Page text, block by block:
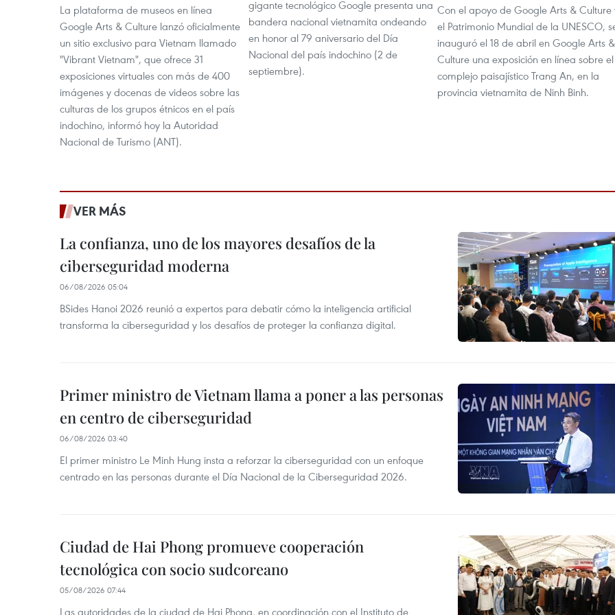
La plataforma de museos en línea
Google Arts & Culture lanzó oficialmente
un sitio exclusivo para Vietnam llamado
"Vibrant Vietnam", que ofrece 31
exposiciones virtuales con más de 400
imágenes y docenas de videos sobre las
culturas de los grupos étnicos en el país
indochino, informó hoy la Autoridad
Nacional de Turismo (ANT).
gigante tecnológico Google presenta una
bandera nacional vietnamita ondeando
en honor al 79 aniversario del Día
Nacional del país indochino (2 de
septiembre).
Con el apoyo de Google Arts & Culture
el Patrimonio Mundial de la UNESCO,
inauguró el 18 de abril en Google Arts &
Culture una exposición en línea sobre el
complejo paisajístico Trang An, en la
provincia vietnamita de Ninh Binh.
VER MÁS
La confianza, uno de los mayores desafíos de la
ciberseguridad moderna
06/08/2026 05:04
BSides Hanoi 2026 reunió a expertos para debatir cómo la inteligencia artificial
transforma la ciberseguridad y los desafíos de proteger la confianza digital.
Primer ministro de Vietnam llama a poner a las personas
en centro de ciberseguridad
06/08/2026 03:40
El primer ministro Le Minh Hung insta a reforzar la ciberseguridad con un enfoque
centrado en las personas durante el Día Nacional de la Ciberseguridad 2026.
Ciudad de Hai Phong promueve cooperación
tecnológica con socio sudcoreano
05/08/2026 07:44
Las autoridades de la ciudad de Hai Phong, en coordinación con el Instituto de